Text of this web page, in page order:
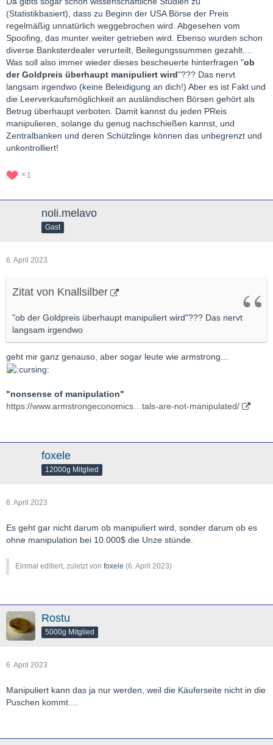
(Statistikbasiert), dass zu Beginn der USA Börse der Preis
regelmäßig unnatürlich weggebrochen wird. Abgesehen vom
Spoofing, das munter weiter getrieben wird. Ebenso wurden schon
diverse Banksterdealer verurteilt, Beilegungssummen gezahlt....
Was soll also immer wieder dieses bescheuerte hinterfragen "ob
der Goldpreis überhaupt manipuliert wird"??? Das nervt
langsam irgendwo (keine Beleidigung an dich!) Aber es ist Fakt und
die Leerverkaufsmöglichkeit an ausländischen Börsen gehört als
Betrug überhaupt verboten. Damit kannst du jeden PReis
manipulieren, solange du genug nachschießen kannst, und
Zentralbanken und deren Schützlinge können das unbegrenzt und
unkontrolliert!
1
noli.melavo
Gast
6. April 2023
Zitat von Knallsilber
"ob der Goldpreis überhaupt manipuliert wird"??? Das nervt
langsam irgendwo
geht mir ganz genauso, aber sogar leute wie armstrong...
"nonsense of manipulation"
https://www.armstrongeconomics…tals-are-not-manipulated/
foxele
12000g Mitglied
6. April 2023
Es geht gar nicht darum ob manipuliert wird, sonder darum ob es
ohne manipulation bei 10.000$ die Unze stünde.
Einmal editiert, zuletzt von foxele (6. April 2023)
Rostu
5000g Mitglied
6. April 2023
Manipuliert kann das ja nur werden, weil die Käuferseite nicht in die
Puschen kommt....